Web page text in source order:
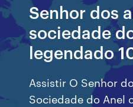
Senhor dos
sociedade
legendado
Assistir O Senhor
Sociedade do Anel